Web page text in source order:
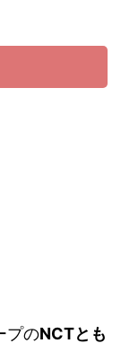
プのNCTとも